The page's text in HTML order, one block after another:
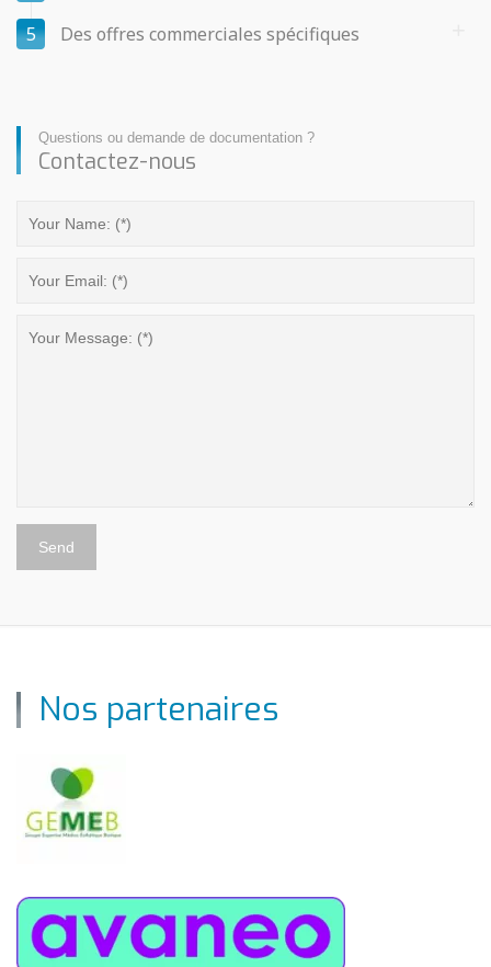
5
Des offres commerciales spécifiques
Questions ou demande de documentation ?
Contactez-nous
Nos partenaires